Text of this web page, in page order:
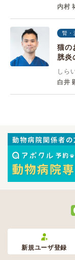
内村
腎・
猫の
胱炎
しら
白井
新規ユーザ登録